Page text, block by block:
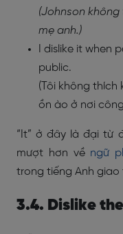
(Johnson
mẹ anh.)
I dislike it when
public.
(Tôi không thích
ồn ào ở nơi
“It” ở đây là đại từ
mượt hơn về ngữ
trong tiếng Anh giao
3.4. Dislike